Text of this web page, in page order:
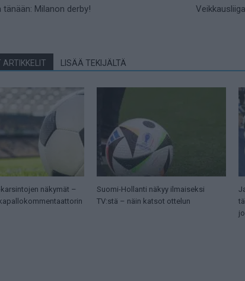
tänään: Milanon derby!
ARTIKKELIT LISÄÄ TEKIJÄLTÄ
näkymät –
Suomi-Hollanti näkyy ilmaiseksi
TV:stä – näin katsot ottelun